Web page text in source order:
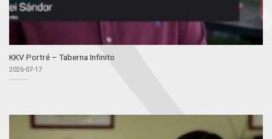
KKV Portré – Taberna Infinito
2026-07-17